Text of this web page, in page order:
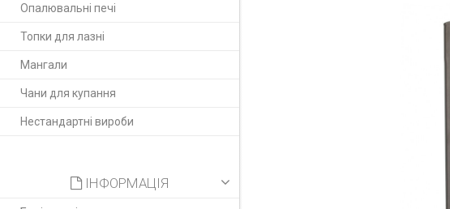
Опалювальні печі
Топки для лазні
Мангали
Чани для купання
Нестандартні вироби
ІНФОРМАЦІЯ